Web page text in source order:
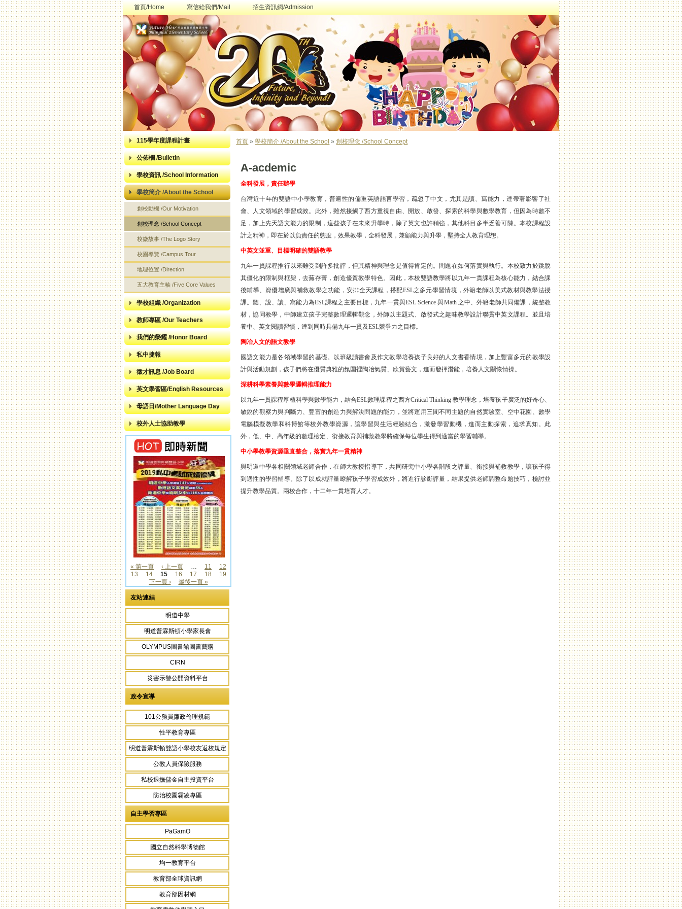
首頁/Home 寫信給我們/Mail 招生資訊網/Admission
115學年度課程計畫
公佈欄 /Bulletin
學校資訊 /School Information
學校簡介 /About the School
創校動機 /Our Motivation
創校理念 /School Concept
校徽故事 /The Logo Story
校園導覽 /Campus Tour
地理位置 /Direction
五大教育主軸 /Five Core Values
學校組織 /Organization
教師專區 /Our Teachers
我們的榮耀 /Honor Board
私中捷報
徵才訊息 /Job Board
英文學習區/English Resources
母語日/Mother Language Day
校外人士協助教學
頁面
« 第一頁 ‹ 上一頁 … 11
12
13
14 15 16 17 18
19
下一頁 ›
最後一頁 »
友站連結
明道中學
明道普霖斯頓小學家長會
OLYMPUS圖書館圖書薦購
CIRN
災害示警公開資料平台
政令宣導
101公務員廉政倫理規範
性平教育專區
明道普霖斯頓雙語小學校友返校規定
公教人員保險服務
私校退撫儲金自主投資平台
防治校園霸凌專區
自主學習專區
PaGamO
國立自然科學博物館
均一教育平台
教育部全球資訊網
教育部因材網
首頁 »學校簡介 /About the School »創校理念 /School Concept
A-acdemic
全科發展，責任辦學
台灣近十年的雙語中小學教育，普遍性的偏重英語語言學習，疏忽了中文，尤其是讀、寫能力，連帶著影響了社
會、人文領域的學習成效。此外，雖然接觸了西方重視自由、開放、啟發、探索的科學與數學教育，但因為時數不
足，加上先天語文能力的限制，這些孩子在未來升學時，除了英文也許稍強，其他科目多半乏善可陳。本校課程設
計之精神，即在於以負責任的態度，效果教學，全科發展，兼顧能力與升學，堅持全人教育理想。
中英文並重、目標明確的雙語教學
九年一貫課程推行以來雖受到許多批評，但其精神與理念是值得肯定的。問題在如何落實與執行。本校致力於跳脫
其僵化的限制與框架，去蕪存菁，創造優質教學特色。因此，本校雙語教學將以九年一貫課程為核心能力，結合課
後輔導、資優增廣與補救教學之功能，安排全天課程，搭配ESL之多元學習情境，外籍老師以美式教材與教學法授
課。聽、說、讀、寫能力為ESL課程之主要目標，九年一貫與ESL Science 與Math 之中、外籍老師共同備課，統整教
材，協同教學，中師建立孩子完整數理邏輯觀念，外師以主題式、啟發式之趣味教學設計聯貫中英文課程。並且培
養中、英文閱讀習慣，達到同時具備九年一貫及ESL競爭力之目標。
陶冶人文的語文教學
國語文能力是各領域學習的基礎。以班級讀書會及作文教學培養孩子良好的人文書香情境，加上豐富多元的教學設
計與活動規劃，孩子們將在優質典雅的氛圍裡陶冶氣質、欣賞藝文，進而發揮潛能，培養人文關懷情操。
深耕科學素養與數學邏輯推理能力
以九年一貫課程厚植科學與數學能力，結合ESL數理課程之西方Critical Thinking 教學理念，培養孩子廣泛的好奇心、
敏銳的觀察力與判斷力、豐富的創造力與解決問題的能力，並將運用三間不同主題的自然實驗室、空中花園、數學
電腦模擬教學和科博館等校外教學資源，讓學習與生活經驗結合，激發學習動機，進而主動探索，追求真知。此
外，低、中、高年級的數理檢定、銜接教育與補救教學將確保每位學生得到適當的學習輔導。
中小學教學資源垂直整合，落實九年一貫精神
與明道中學各相關領域老師合作，在師大教授指導下，共同研究中小學各階段之評量、銜接與補救教學，讓孩子得
到適性的學習輔導。除了以成就評量瞭解孩子學習成效外，將進行診斷評量，結果提供老師調整命題技巧，檢討並
提升教學品質。兩校合作，十二年一貫培育人才。